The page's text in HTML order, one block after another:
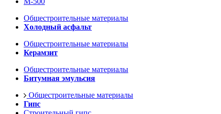
Общестроительные материалы
Холодный асфальт
Общестроительные материалы
Керамзит
Общестроительные материалы
Битумная эмульсия
Общестроительные материалы
Гипс